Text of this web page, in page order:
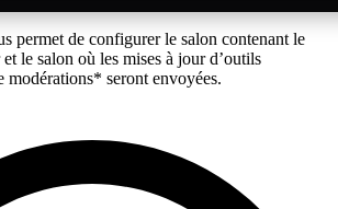
permet de configurer le salon contenant le
le salon où les mises à jour d’outils
modérations* seront envoyées.